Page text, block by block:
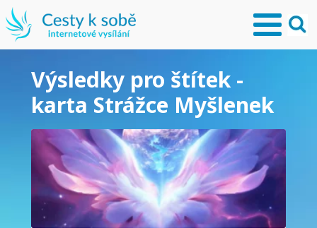
Výsledky pro štítek -
karta Strážce Myšlenek